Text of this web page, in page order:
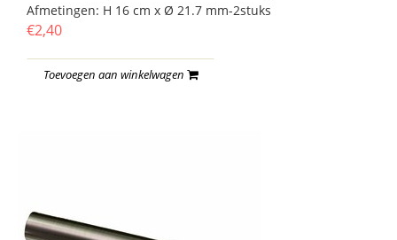
Afmetingen: H 16 cm x Ø 21.7 mm-2stuks
€2,40
Toevoegen aan winkelwagen